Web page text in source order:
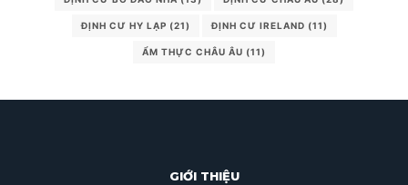
ĐỊNH CƯ HY LẠP (21) ĐỊNH CƯ IRELAND (11)
ẨM THỰC CHÂU ÂU (11)
GIỚI THIỆU